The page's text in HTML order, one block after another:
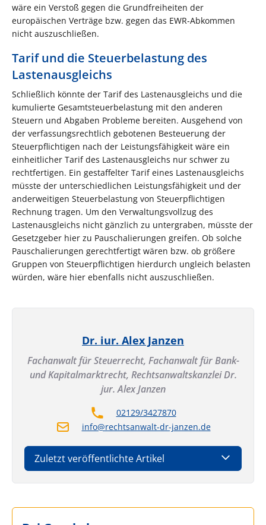
wäre ein Verstoß gegen die Grundfreiheiten der
europäischen Verträge bzw. gegen das EWR-Abkommen
nicht auszuschließen.
Tarif und die Steuerbelastung des
Lastenausgleichs
Schließlich könnte der Tarif des Lastenausgleichs und die
kumulierte Gesamtsteuerbelastung mit den anderen
Steuern und Abgaben Probleme bereiten. Ausgehend von
der verfassungsrechtlich gebotenen Besteuerung der
Steuerpflichtigen nach der Leistungsfähigkeit wäre ein
einheitlicher Tarif des Lastenausgleichs nur schwer zu
rechtfertigen. Ein gestaffelter Tarif eines Lastenausgleichs
müsste der unterschiedlichen Leistungsfähigkeit und der
anderweitigen Steuerbelastung von Steuerpflichtigen
Rechnung tragen. Um den Verwaltungsvollzug des
Lastenausgleichs nicht gänzlich zu untergraben, müsste der
Gesetzgeber hier zu Pauschalierungen greifen. Ob solche
Pauschalierungen gerechtfertigt wären bzw. ob größere
Gruppen von Steuerpflichtigen hierdurch ungleich belasten
würden, wäre hier ebenfalls nicht auszuschließen.
Dr. iur. Alex Janzen
Fachanwalt für Steuerrecht, Fachanwalt für Bank-
und Kapitalmarktrecht, Rechtsanwaltskanzlei Dr.
jur. Alex Janzen
02129/3427870
info@rechtsanwalt-dr-janzen.de
Zuletzt veröffentlichte Artikel